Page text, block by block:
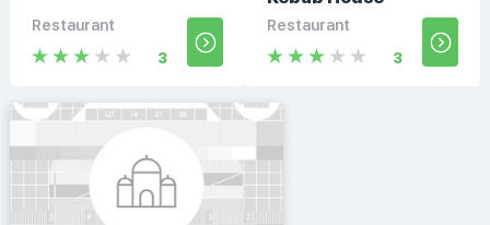
Restaurant
3
Restaurant
3